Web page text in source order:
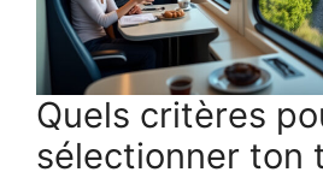
Quels critères
sélectionner ton